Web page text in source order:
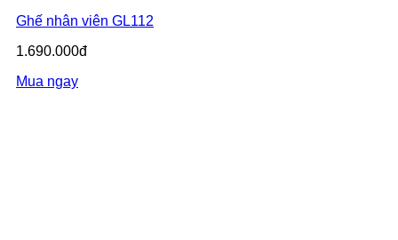
Ghế nhân viên GL112
1.690.000đ
Mua ngay